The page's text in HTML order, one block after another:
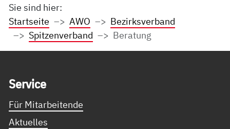
Sie sind hier:
Startseite
AWO
Bezirksverband
Spitzenverband
Beratung
Ser­vice
Für Mitarbeitende
Aktuelles